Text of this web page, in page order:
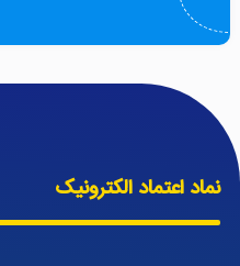
نماد اعتماد الکترونیک